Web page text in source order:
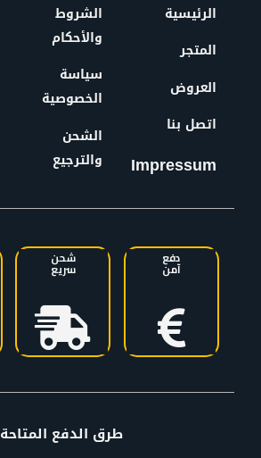
الرئيسية
المتجر
العروض
اتصل بنا
Impressum
الشروط
والأحكام
سياسة
الخصوصية
الشحن
والترجيع
دفع
آمن
شحن
سريع
طرق الدفع المتاحة